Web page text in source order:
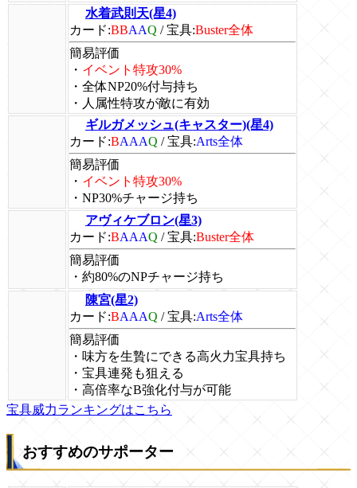
水着武則天(星4)
カード:BBAAQ /宝具:Buster全体
簡易評価
・ イベント特攻30%
・全体NP20%付与持ち
・人属性特攻が敵に有効
ギルガメッシュ(キャスター)(星4)
カード:BAAAQ /宝具:Arts全体
簡易評価
・ イベント特攻30%
・NP30%チャージ持ち
アヴィケブロン(星3)
カード:BAAAQ /宝具:Buster全体
簡易評価
・約80%のNPチャージ持ち
陳宮(星2)
カード:BAAAQ /宝具:Arts全体
簡易評価
・味方を生贄にできる高火力宝具持ち
・宝具連発も狙える
・高倍率なB強化付与が可能
宝具威力ランキングはこちら
おすすめのサポーター